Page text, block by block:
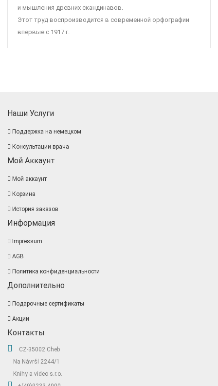
и мышления древних скандинавов.
Этот труд воспроизводится в современной орфографии
впервые с 1917 г.
Наши Услуги
Поддержка на немецком
Консультации врача
Мой Аккаунт
Мой аккаунт
Корзина
История заказов
Информация
Impressum
AGB
Политика конфиденциальности
Дополнительно
Подарочные сертификаты
Акции
Контакты
CZ-35002 Cheb
Na Návrší 2244/1
Knihy a video s.r.o.